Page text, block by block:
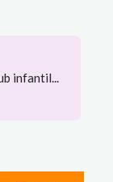
infantil...